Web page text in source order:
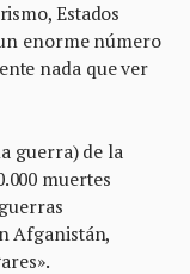
Estados
enorme número
nada que ver
guerra) de la
muertes
Afganistán,